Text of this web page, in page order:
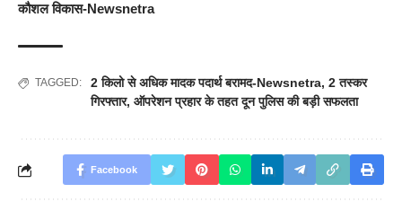
कौशल विकास-Newsnetra
TAGGED: 2 किलो से अधिक मादक पदार्थ बरामद-Newsnetra, 2 तस्कर
गिरफ्तार, ऑपरेशन प्रहार के तहत दून पुलिस की बड़ी सफलता
Facebook